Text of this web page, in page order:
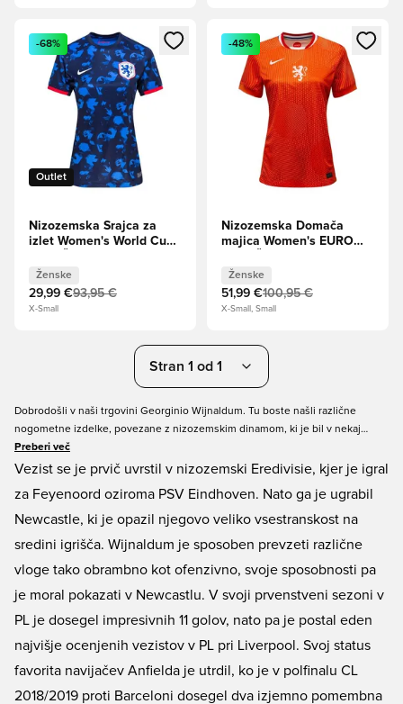
Odpre Modal za prijavo ali vpis kot član
Outlet
-68%
Nizozemska Srajca za
izlet Women's World Cup
Ženske
29,99 €93,95 €
X-Small
Odpre Modal za prijavo ali
-48%
Nizozemska Domača
majica Women's EURO
Ženske
51,99 €100,95 €
X-Small, Small
Stran 1 od 1
Dobrodošli v naši trgovini Georginio Wijnaldum. Tu boste našli različne
nogometne izdelke, povezane z nizozemskim dinamom, ki je bil v nekaj
sezonah eden najboljših in najbolj popolnih centralnih vezistov. Raziščite
našo široko izbiro čevljev in se opremite s parom priljubljenih izdelkov
nizozemsko nacionalno majico, da pokažete svojo naklonjenost do »Oranje«.
Preberi več
Vezist se je prvič uvrstil v nizozemski Eredivisie, kjer je igral
za Feyenoord oziroma PSV Eindhoven. Nato ga je ugrabil
Newcastle, ki je opazil njegovo veliko vsestranskost na
sredini igrišča. Wijnaldum je sposoben prevzeti različne
vloge tako obrambno kot ofenzivno, svoje sposobnosti pa
je moral pokazati v Newcastlu. V svoji prvenstveni sezoni v
PL je dosegel impresivnih 11 golov, nato pa je postal eden
najvišje ocenjenih vezistov v PL pri Liverpool. Svoj status
favorita navijačev Anfielda je utrdil, ko je v polfinalu CL
2018/2019 proti Barceloni dosegel dva izjemno pomembna